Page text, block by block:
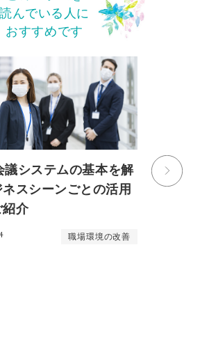
読んでいる人に
おすすめです
議システムの基本を解
スシーンごとの活用
紹介
職場環境の改善